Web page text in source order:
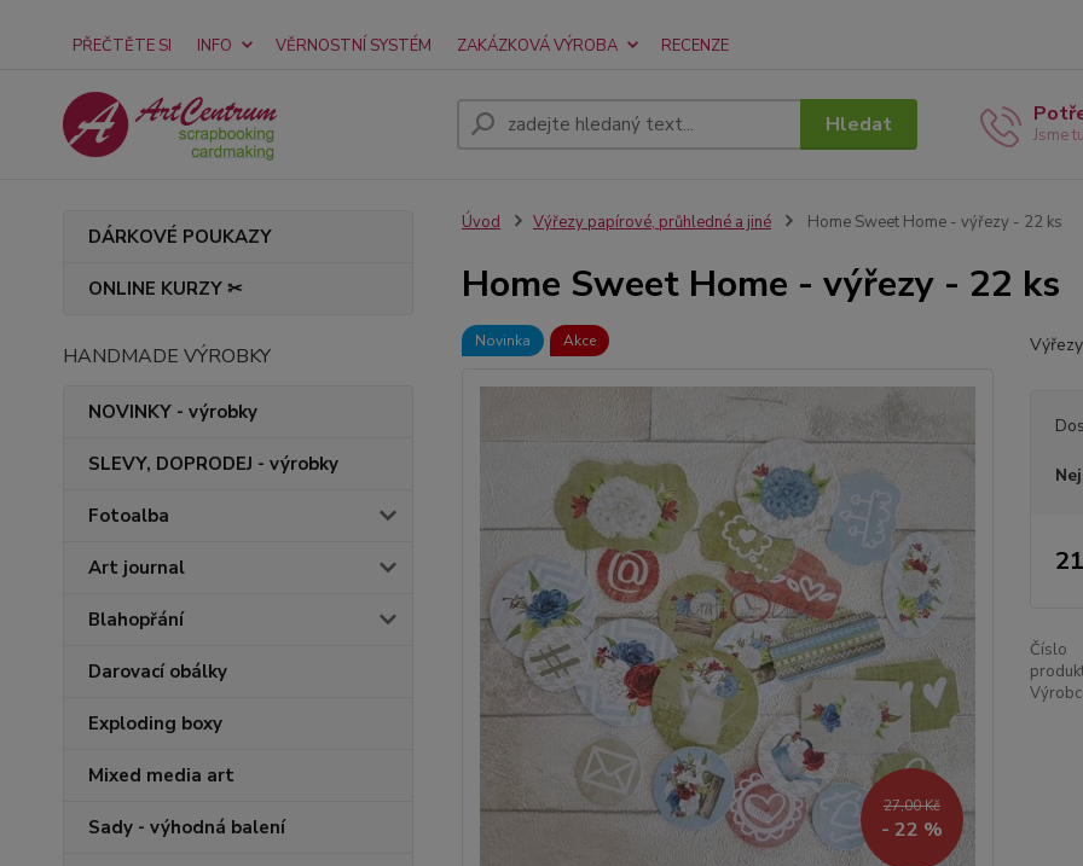
PŘEČTĚTE SI INFO VĚRNOSTNÍ SYSTÉM ZAKÁZKOVÁ VÝROBA RECENZE
Hledat Jsme
DÁRKOVÉ POUKAZY
ONLINE KURZY ✂
HANDMADE VÝROBKY
NOVINKY - výrobky
SLEVY, DOPRODEJ - výrobky
Fotoalba
Art journal
Blahopřání
Darovací obálky
Exploding boxy
Mixed media art
Sady - výhodná balení
Úvod Výřezy papírové, průhledné a jiné Home Sweet Home - výřezy - 22 ks
Home Sweet Home - výřezy - 22 ks
Novinka Akce
27,00 Kč
- 22 %
Číslo